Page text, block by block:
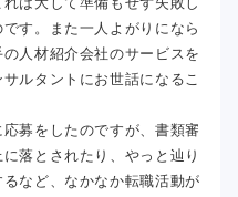
す。また一人よがりになら
人材紹介会社のサービスを
ルタントにお世話になるこ
募をしたのですが、書類審
落とされたり、やっと辿り
など、なかなか転職活動が